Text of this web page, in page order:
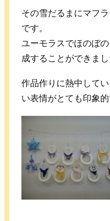
その雪だるまにマフ
です。
ユーモラスでほのぼ
成することができまし
作品作りに熱中して
い表情がとても印象的